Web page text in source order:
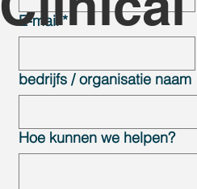
E-mail *
bedrijfs / organisatie naam
Hoe kunnen we helpen?